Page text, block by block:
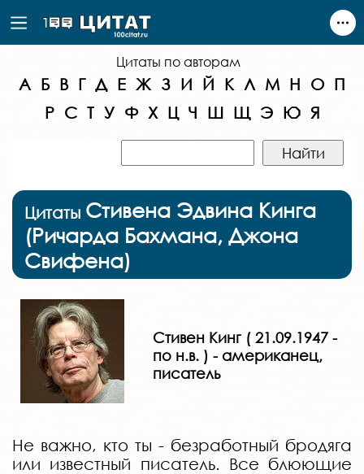
Цитаты по авторам
А Б В Г Д Е Ж З И Й К Л М Н О П
Р С Т У Ф Х Ц Ч Ш Щ Э Ю Я
Цитаты Стивена Эдвина Кинга
(Ричарда Бахмана, Джона
Свифена)
Стивен Кинг ( 21.09.1947 -
по н.в. ) - американец,
писатель
Не важно, кто ты - безработный бродяга
или известный писатель. Все блюющие